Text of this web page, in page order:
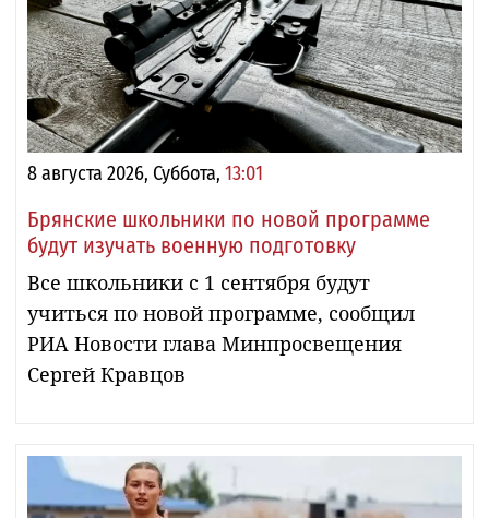
8 августа 2026, Суббота, 13:01
Брянские школьники по новой программе
будут изучать военную подготовку
Все школьники с 1 сентября будут
учиться по новой программе, сообщил
РИА Новости глава Минпросвещения
Сергей Кравцов